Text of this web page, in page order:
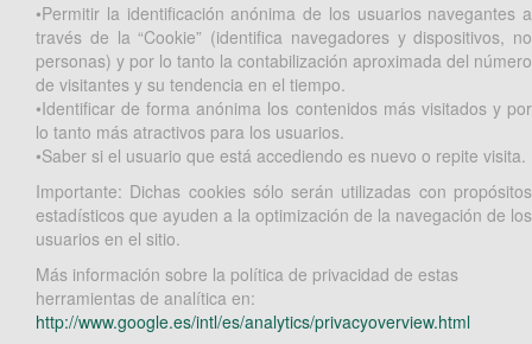
•Permitir la identificación anónima de los usuarios navegantes a
través de la “Cookie” (identifica navegadores y dispositivos, no
personas) y por lo tanto la contabilización aproximada del número
de visitantes y su tendencia en el tiempo.
•Identificar de forma anónima los contenidos más visitados y por
lo tanto más atractivos para los usuarios.
•Saber si el usuario que está accediendo es nuevo o repite visita.
Importante: Dichas cookies sólo serán utilizadas con propósitos
estadísticos que ayuden a la optimización de la navegación de los
usuarios en el sitio.
Más información sobre la política de privacidad de estas
herramientas de analítica en:
http://www.google.es/intl/es/analytics/privacyoverview.html